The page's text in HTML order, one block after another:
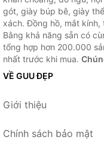
gót, giày búp bê, giày
xách. Đồng hồ, mắt
Bằng khả năng sẵn có
tổng hợp hơn 200.000
nhất trước khi mua.
VỀ GUU ĐẸP
Giới thiệu
Chính sách bảo mật